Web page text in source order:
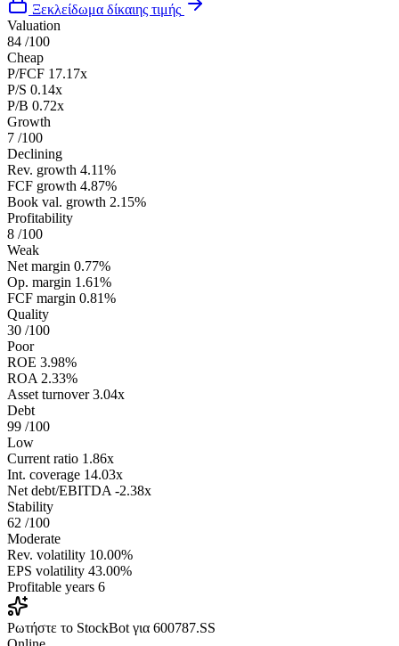
Ξεκλείδωμα δίκαιης τιμής
Valuation
84 /100
Cheap
P/FCF 17.17x
P/S 0.14x
P/B 0.72x
Growth
7 /100
Declining
Rev. growth 4.11%
FCF growth 4.87%
Book val. growth 2.15%
Profitability
8 /100
Weak
Net margin 0.77%
Op. margin 1.61%
FCF margin 0.81%
Quality
30 /100
Poor
ROE 3.98%
ROA 2.33%
Asset turnover 3.04x
Debt
99 /100
Low
Current ratio 1.86x
Int. coverage 14.03x
Net debt/EBITDA -2.38x
Stability
62 /100
Moderate
Rev. volatility 10.00%
EPS volatility 43.00%
Profitable years 6
Ρωτήστε το StockBot για 600787.SS